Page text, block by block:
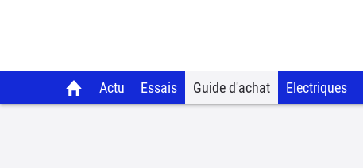
Actu Essais Guide d'achat Electriques